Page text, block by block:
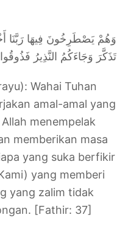
وَهُمْ يَصْطَرِخُونَ فِيهَا رَبَّنَا
تَذَكَّرَ وَجَاءَكُمُ النَّذِيرُ
Wahai Tuhan
amal-amal yang
menempelak
memberikan masa
yang suka berfikir
yang memberi
yang zalim tidak
[Fathir: 37]